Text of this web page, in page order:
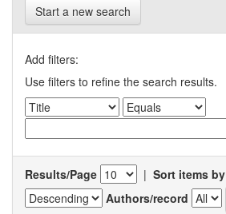
Start a new search
Add filters:
Use filters to refine the search results.
Results/Page | Sort items by
Authors/record